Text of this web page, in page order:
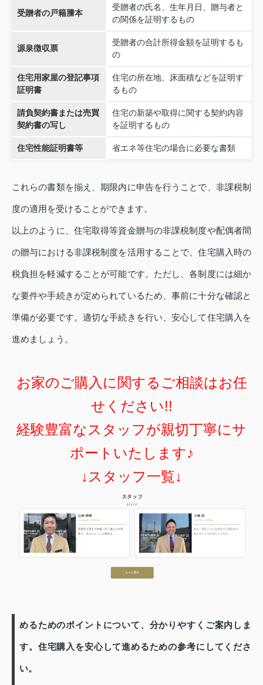
受贈者の戸籍謄本
受贈者の氏名、生年月日、贈与者と
の関係を証明するもの
源泉徴収票
受贈者の合計所得金額を証明するも
の
住宅用家屋の登記事項
証明書
住宅の所在地、床面積などを証明す
るもの
請負契約書または売買
契約書の写し
住宅の新築や取得に関する契約内容
を証明するもの
住宅性能証明書等 省エネ等住宅の場合に必要な書類
これらの書類を揃え、期限内に申告を行うことで、非課税制
度の適用を受けることができます。
以上のように、住宅取得等資金贈与の非課税制度や配偶者間
の贈与における非課税制度を活用することで、住宅購入時の
税負担を軽減することが可能です。ただし、各制度には細か
な要件や手続きが定められているため、事前に十分な確認と
準備が必要です。適切な手続きを行い、安心して住宅購入を
進めましょう。
お家のご購入に関するご相談はお任
せください!!
経験豊富なスタッフが親切丁寧にサ
ポートいたします♪
↓スタッフ一覧↓
めるためのポイントについて、分かりやすくご案内しま
す。住宅購入を安心して進めるための参考にしてくださ
い。